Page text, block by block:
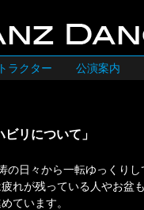
ラクター 公演案内
ビリについて」
の日々から一転ゆっくりし
れが残っている人やお盆
ています。